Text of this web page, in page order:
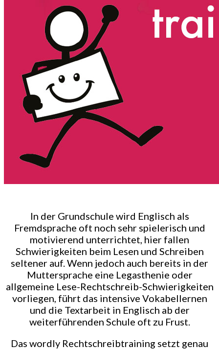
In der Grundschule wird Englisch als
Fremdsprache oft noch sehr spielerisch und
motivierend unterrichtet, hier fallen
Schwierigkeiten beim Lesen und Schreiben
seltener auf. Wenn jedoch auch bereits in der
Muttersprache eine Legasthenie oder
allgemeine Lese-Rechtschreib-Schwierigkeiten
vorliegen, führt das intensive Vokabellernen
und die Textarbeit in Englisch ab der
weiterführenden Schule oft zu Frust.
Das wordly Rechtschreibtraining setzt genau